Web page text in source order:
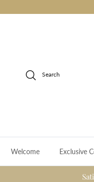
Search
Welcome Exclusive